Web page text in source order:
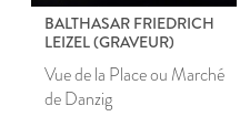
BALTHASAR FRIEDRICH
LEIZEL (GRAVEUR)
Vue de la Place ou Marché
de Danzig